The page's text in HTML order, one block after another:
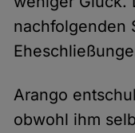
nachfolgenden
Arango
obwohl ihm